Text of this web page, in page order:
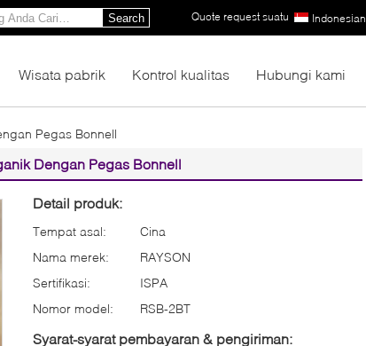
Indonesian
Quote request suatu |
Search
Wisata pabrik Kontrol kualitas Hubungi kami
Pegas Bonnell
Dengan Pegas Bonnell
Detail produk:
Tempat asal:
Cina
Nama merek:
RAYSON
Sertifikasi:
ISPA
Nomor model:
RSB-2BT
Syarat-syarat pembayaran & pengiriman: